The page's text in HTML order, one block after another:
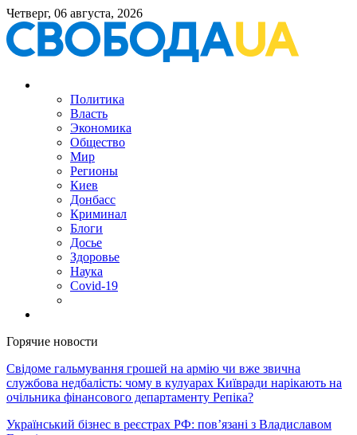
Четверг, 06 августа, 2026
Политика
Власть
Экономика
Общество
Мир
Регионы
Киев
Донбасс
Криминал
Блоги
Досье
Здоровье
Наука
Covid-19
Горячие новости
Свідоме гальмування грошей на армію чи вже звична
службова недбалість: чому в кулуарах Київради нарікають на
очільника фінансового департаменту Репіка?
Український бізнес в реєстрах РФ: пов’язані з Владиславом